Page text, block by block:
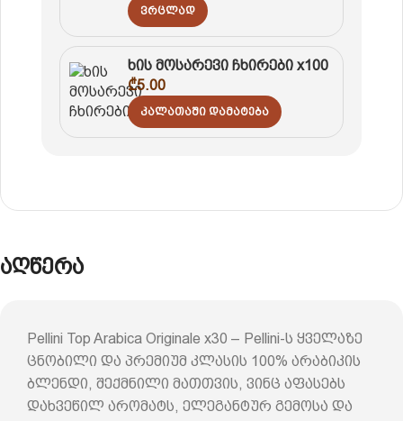
Ვრცლად
ხის მოსარევი ჩხირები x100
₾5.00
Კალათაში Დამატება
აღწერა
Pellini Top Arabica Originale x30 – Pellini-ს ყველაზე
ცნობილი და პრემიუმ კლასის 100% არაბიკის
ბლენდი, შექმნილი მათთვის, ვინც აფასებს
დახვეწილ არომატს, ელეგანტურ გემოსა და